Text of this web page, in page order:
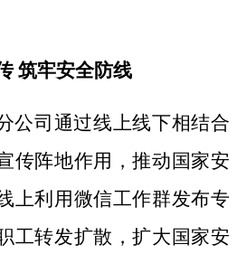
筑牢安全防线
公司通过线上线下相结合
传阵地作用，推动国家安
上利用微信工作群发布专
工转发扩散，扩大国家安